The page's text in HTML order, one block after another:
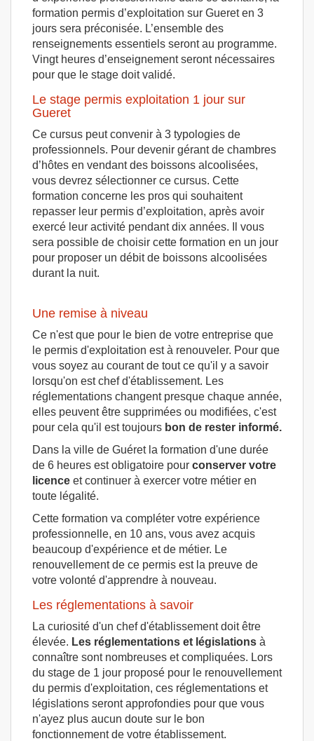
formation permis d’exploitation sur Gueret en 3
jours sera préconisée. L’ensemble des
renseignements essentiels seront au programme.
Vingt heures d’enseignement seront nécessaires
pour que le stage doit validé.
Le stage permis exploitation 1 jour sur
Gueret
Ce cursus peut convenir à 3 typologies de
professionnels. Pour devenir gérant de chambres
d’hôtes en vendant des boissons alcoolisées,
vous devrez sélectionner ce cursus. Cette
formation concerne les pros qui souhaitent
repasser leur permis d’exploitation, après avoir
exercé leur activité pendant dix années. Il vous
sera possible de choisir cette formation en un jour
pour proposer un débit de boissons alcoolisées
durant la nuit.
Une remise à niveau
Ce n'est que pour le bien de votre entreprise que
le permis d'exploitation est à renouveler. Pour que
vous soyez au courant de tout ce qu'il y a savoir
lorsqu'on est chef d'établissement. Les
réglementations changent presque chaque année,
elles peuvent être supprimées ou modifiées, c'est
pour cela qu'il est toujours bon de rester informé.
Dans la ville de Guéret la formation d'une durée
de 6 heures est obligatoire pour conserver votre
licence et continuer à exercer votre métier en
toute légalité.
Cette formation va compléter votre expérience
professionnelle, en 10 ans, vous avez acquis
beaucoup d'expérience et de métier. Le
renouvellement de ce permis est la preuve de
votre volonté d'apprendre à nouveau.
Les réglementations à savoir
La curiosité d'un chef d'établissement doit être
élevée. Les réglementations et législations à
connaître sont nombreuses et compliquées. Lors
du stage de 1 jour proposé pour le renouvellement
du permis d'exploitation, ces réglementations et
législations seront approfondies pour que vous
n'ayez plus aucun doute sur le bon
fonctionnement de votre établissement.